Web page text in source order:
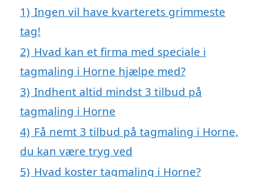
1) Ingen vil have kvarterets grimmeste
tag!
2) Hvad kan et firma med speciale i
tagmaling i Horne hjælpe med?
3) Indhent altid mindst 3 tilbud på
tagmaling i Horne
4) Få nemt 3 tilbud på tagmaling i Horne,
du kan være tryg ved
5) Hvad koster tagmaling i Horne?